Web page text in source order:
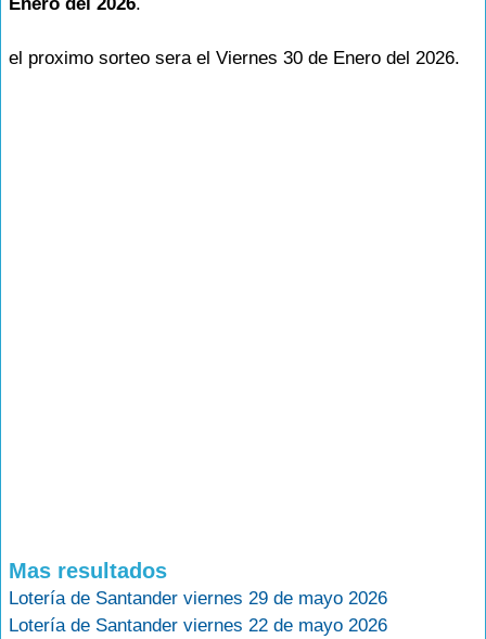
el proximo sorteo sera el Viernes 30 de Enero del 2026.
Mas resultados
Lotería de Santander viernes 29 de mayo 2026
Lotería de Santander viernes 22 de mayo 2026